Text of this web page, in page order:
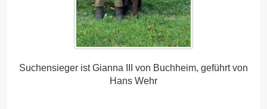
Suchensieger ist Gianna III von Buchheim, geführt von
Hans Wehr